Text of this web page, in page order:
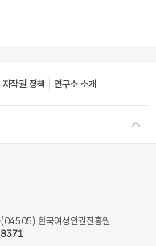
저작권 정책 연구소 소개
한국여성인권진흥원